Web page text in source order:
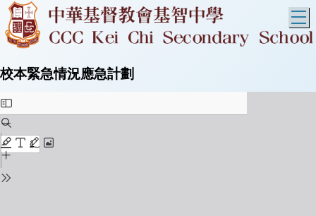
校本緊急情況應急計劃